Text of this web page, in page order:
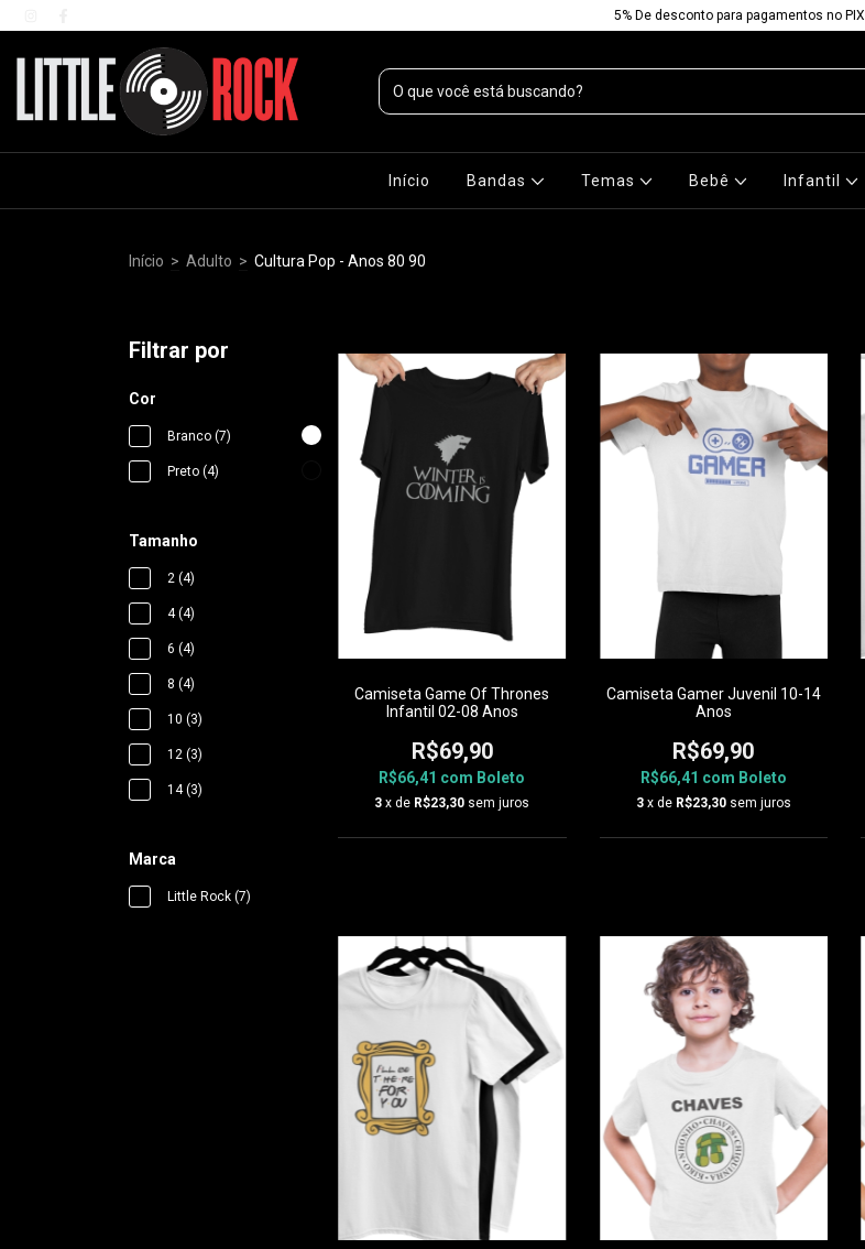
5% De desconto para pagamentos no PIX
Início Bandas Temas Bebê Infantil
Início > Adulto > Cultura Pop - Anos 80 90
Filtrar por
Cor
Branco (7)
Preto (4)
Tamanho
2 (4)
4 (4)
6 (4)
8 (4)
10 (3)
12 (3)
14 (3)
Marca
Little Rock (7)
Camiseta Game Of Thrones
Infantil 02-08 Anos
R$69,90
R$66,41 com Boleto
3 x de R$23,30 sem juros
Camiseta Gamer Juvenil 10-14
Anos
R$69,90
R$66,41 com Boleto
3 x de R$23,30 sem juros